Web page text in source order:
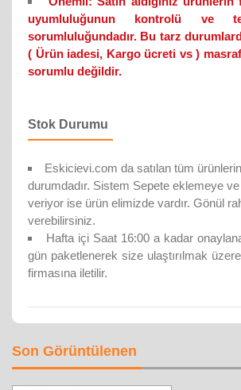
uyumluluğunun kontrolü ve
sorumluluğundadır. Bu tarz
( Ürün iadesi, Kargo ücreti vs )
sorumlu değildir.
Stok Durumu
Eskicievi.com da satılan tüm
durumdadır. Sistem Sepete eklemeye
veriyor ise ürün elimizde vardır. Gönül
verebilirsiniz.
Hafta içi Saat 16:00 a kadar
gün paketlenerek size ulaştırılmak
firmasına iletilir.
Son Görüntülenen